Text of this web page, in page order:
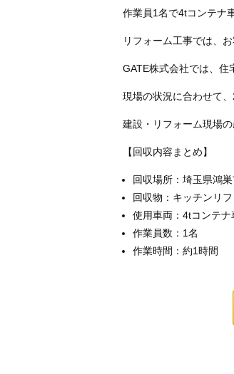
作業員1名で4tコンテナ
リフォーム工事では、
GATE株式会社では、住
現場の状況に合わせて
建設・リフォーム現場
【回収内容まとめ】
回収場所：埼玉県鴻
回収物：キッチンリ
使用車両：4tコンテナ
作業員数：1名
作業時間：約1時間